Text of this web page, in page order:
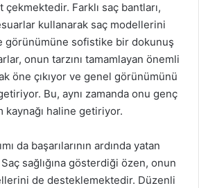
çekmektedir. Farklı saç bantları,
kullanarak saç modellerini
görünümüne sofistike bir dokunuş
onun tarzını tamamlayan önemli
öne çıkıyor ve genel görünümünü
Bu, aynı zamanda onu genç
haline getiriyor.
da başarılarının ardında yatan
sağlığına gösterdiği özen, onun
de desteklemektedir. Düzenli